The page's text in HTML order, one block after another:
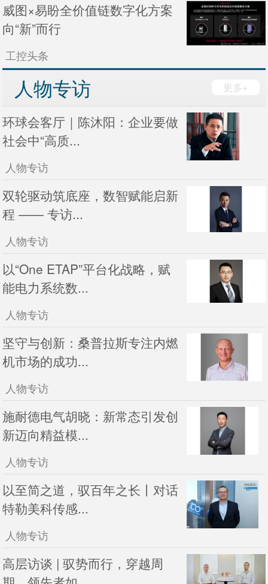
威图×易盼全价值链数字化方案
向“新”而行
工控头条
更多+
人物专访
环球会客厅｜陈沐阳：企业要做
社会中“高质...
人物专访
双轮驱动筑底座，数智赋能启新
程 —— 专访...
人物专访
以“One ETAP”平台化战略，赋
能电力系统数...
人物专访
坚守与创新：桑普拉斯专注内燃
机市场的成功...
人物专访
施耐德电气胡晓：新常态引发创
新迈向精益模...
人物专访
以至简之道，驭百年之长丨对话
特勒美科传感...
人物专访
高层访谈 | 驭势而行，穿越周